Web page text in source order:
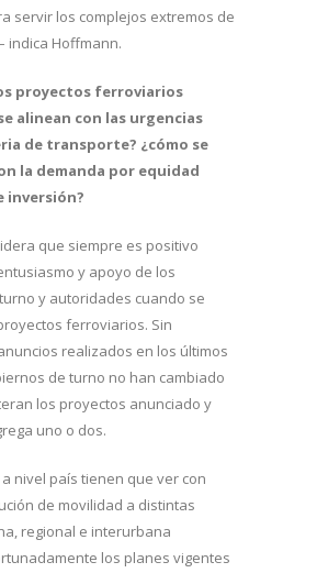
servir los complejos extremos de
indica Hoffmann.
proyectos ferroviarios
alinean con las urgencias
de transporte? ¿cómo se
la demanda por equidad
que siempre es positivo
y apoyo de los
y autoridades cuando se
ferroviarios. Sin
realizados en los últimos
de turno no han cambiado
los proyectos anunciado y
uno o dos.
nivel país tienen que ver con
de movilidad a distintas
regional e interurbana
los planes vigentes